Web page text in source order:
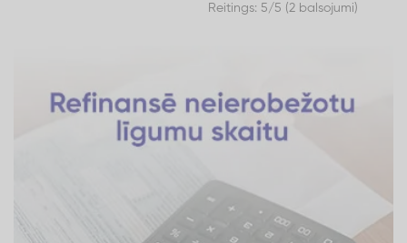
Reitings: 5/5 (2 balsojumi)